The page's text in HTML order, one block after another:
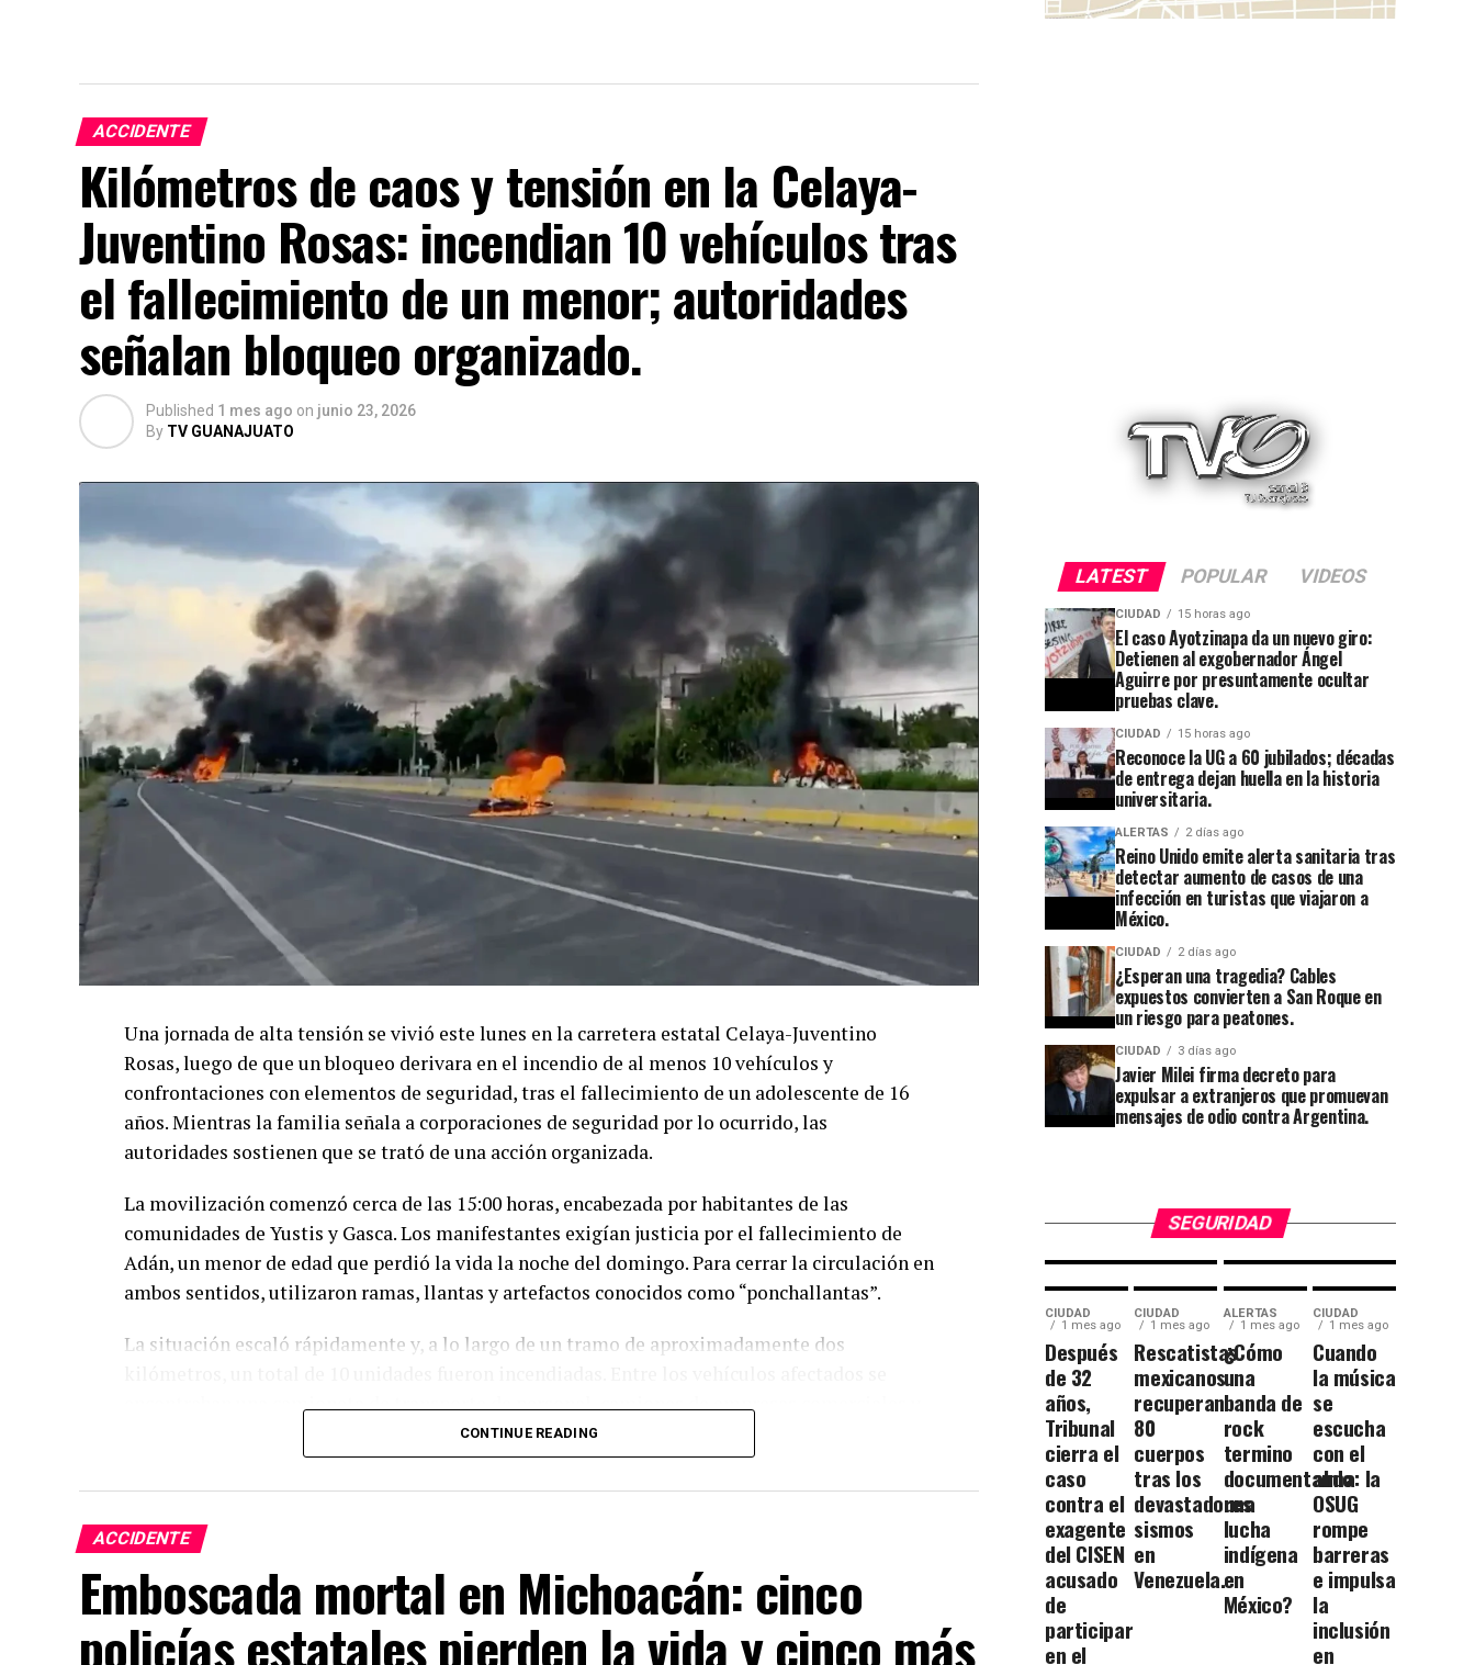
ACCIDENTE
Kilómetros de caos y tensión en la Celaya-
Juventino Rosas: incendian 10 vehículos tras
el fallecimiento de un menor; autoridades
señalan bloqueo organizado.
Published 1 mes ago on junio 23, 2026
By TV GUANAJUATO
Una jornada de alta tensión se vivió este lunes en la carretera estatal Celaya-Juventino
Rosas, luego de que un bloqueo derivara en el incendio de al menos 10 vehículos y
confrontaciones con elementos de seguridad, tras el fallecimiento de un adolescente de 16
años. Mientras la familia señala a corporaciones de seguridad por lo ocurrido, las
autoridades sostienen que se trató de una acción organizada.
La movilización comenzó cerca de las 15:00 horas, encabezada por habitantes de las
comunidades de Yustis y Gasca. Los manifestantes exigían justicia por el fallecimiento de
Adán, un menor de edad que perdió la vida la noche del domingo. Para cerrar la circulación en
ambos sentidos, utilizaron ramas, llantas y artefactos conocidos como “ponchallantas”.
La situación escaló rápidamente y, a lo largo de un tramo de aproximadamente dos
de cableado, vehículos particulares y una motocicleta de reparto.
mataron, él no hacía nada. Yo solamente quiero justicia”, declaró tras interponer la denuncia
correspondiente, asegurando que existen videos y testigos presenciales.
Al caer la noche, el conflicto aumentó cuando varias patrullas estatales intentaron
aproximarse, pero fueron recibidas con piedras por algunos pobladores, lo que obligó a los
CONTINUE READING
ACCIDENTE
Emboscada mortal en Michoacán: cinco
policías estatales pierden la vida y cinco más
LATEST POPULAR VIDEOS
CIUDAD 15 horas ago
El caso Ayotzinapa da un nuevo giro:
Detienen al exgobernador Ángel
Aguirre por presuntamente ocultar
pruebas clave.
CIUDAD 15 horas ago
Reconoce la UG a 60 jubilados; décadas
de entrega dejan huella en la historia
universitaria.
ALERTAS 2 días ago
Reino Unido emite alerta sanitaria tras
detectar aumento de casos de una
infección en turistas que viajaron a
México.
CIUDAD 2 días ago
¿Esperan una tragedia? Cables
expuestos convierten a San Roque en
un riesgo para peatones.
CIUDAD 3 días ago
Javier Milei firma decreto para
expulsar a extranjeros que promuevan
mensajes de odio contra Argentina.
SEGURIDAD
Reconoce
la UG a
60
jubilados;
décadas
de
entrega
dejan
huella en
universitaria.
CIUDAD 1 semana ago
se
apaga:
denuncian
abandono
en
Cuesta
China y
el
callejón
Momias.
CIUDAD
1 mes ago
Después
de 32
años,
Tribunal
cierra el
caso
contra el
exagente
del CISEN
acusado
de
participar
en el
CIUDAD
1 mes ago
Rescatistas
mexicanos
recuperan
80
cuerpos
tras los
devastadores
sismos
en
Venezuela.
ALERTAS
1 mes ago
¿Cómo
una
banda de
rock
termino
documentando
una
lucha
indígena
en
México?
CIUDAD
1 mes ago
Cuando
la música
se
escucha
con el
alma: la
OSUG
rompe
barreras
e impulsa
la
inclusión
en